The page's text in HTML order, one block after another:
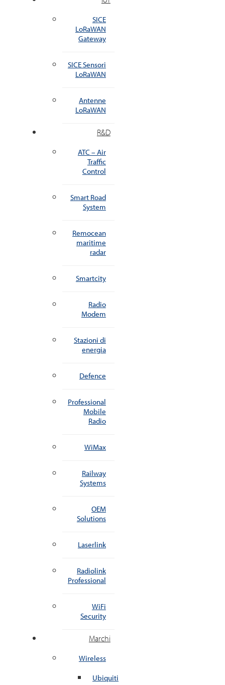
SICE
LoRaWAN
Gateway
SICE Sensori
LoRaWAN
Antenne
LoRaWAN
R&D
ATC – Air
Traffic
Control
Smart Road
System
Remocean
maritime
radar
Smartcity
Radio
Modem
Stazioni di
energia
Defence
Professional
Mobile
Radio
WiMax
Railway
Systems
OEM
Solutions
Laserlink
Radiolink
Professional
WiFi
Security
Marchi
Wireless
Ubiquiti